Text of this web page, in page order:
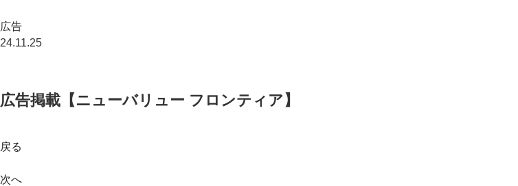
広告
24.11.25
広告掲載【ニューバリュー フロンティア】
戻る
次へ